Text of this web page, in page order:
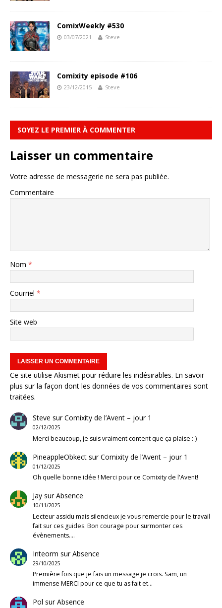
ComixWeekly #530
03/07/2021 Steve
Comixity episode #106
23/12/2015 Steve
SOYEZ LE PREMIER À COMMENTER
Laisser un commentaire
Votre adresse de messagerie ne sera pas publiée.
Commentaire
Nom *
Courriel *
Site web
Ce site utilise Akismet pour réduire les indésirables. En savoir
plus sur la façon dont les données de vos commentaires sont
traitées.
Steve surComixity de l’Avent – jour 1
02/12/2025
Merci beaucoup, je suis vraiment content que ça plaise :-)
PineappleObkectsurComixity de l’Avent – jour 1
01/12/2025
Oh quelle bonne idée ! Merci pour ce Comixity de l'Avent!
JaysurAbsence
10/11/2025
Lecteur assidu mais silencieux je vous remercie pour le travail
fait sur ces guides. Bon courage pour surmonter ces
évènements.…
Inteorm surAbsence
29/10/2025
Première fois que je fais un message je crois. Sam, un
immense MERCI pour ce que tu as fait et…
Pol surAbsence